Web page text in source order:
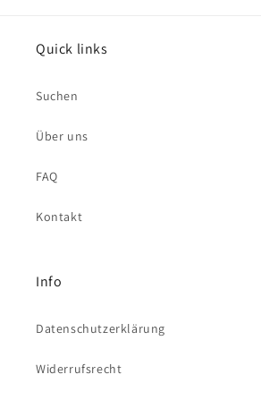
Quick links
Suchen
Über uns
FAQ
Kontakt
Info
Datenschutzerklärung
Widerrufsrecht